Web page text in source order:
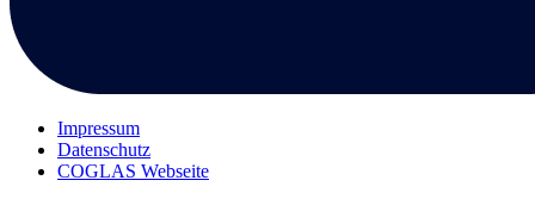
Impressum
Datenschutz
COGLAS Webseite